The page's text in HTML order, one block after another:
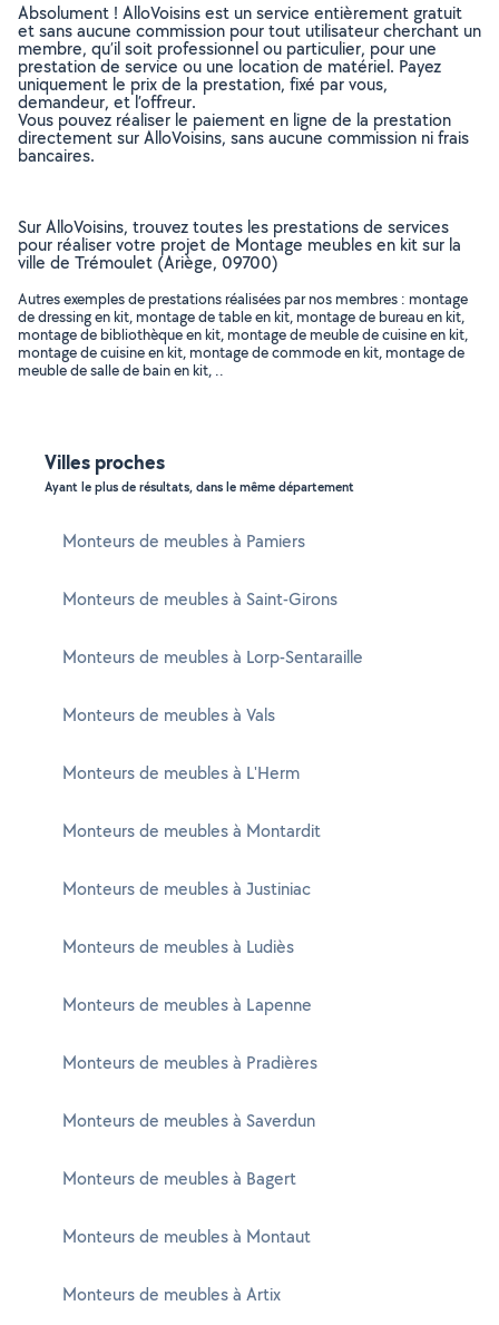
Absolument ! AlloVoisins est un service entièrement gratuit
et sans aucune commission pour tout utilisateur cherchant un
membre, qu’il soit professionnel ou particulier, pour une
prestation de service ou une location de matériel. Payez
uniquement le prix de la prestation, fixé par vous,
demandeur, et l’offreur.
Vous pouvez réaliser le paiement en ligne de la prestation
directement sur AlloVoisins, sans aucune commission ni frais
bancaires.
Sur AlloVoisins, trouvez toutes les prestations de services
pour réaliser votre projet de Montage meubles en kit sur la
ville de Trémoulet (Ariège, 09700)
Autres exemples de prestations réalisées par nos membres : montage
de dressing en kit, montage de table en kit, montage de bureau en kit,
montage de bibliothèque en kit, montage de meuble de cuisine en kit,
montage de cuisine en kit, montage de commode en kit, montage de
meuble de salle de bain en kit, ..
Villes proches
Ayant le plus de résultats, dans le même département
Monteurs de meubles à Pamiers
Monteurs de meubles à Saint-Girons
Monteurs de meubles à Lorp-Sentaraille
Monteurs de meubles à Vals
Monteurs de meubles à L'Herm
Monteurs de meubles à Montardit
Monteurs de meubles à Justiniac
Monteurs de meubles à Ludiès
Monteurs de meubles à Lapenne
Monteurs de meubles à Pradières
Monteurs de meubles à Saverdun
Monteurs de meubles à Bagert
Monteurs de meubles à Montaut
Monteurs de meubles à Artix